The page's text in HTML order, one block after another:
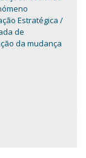
Estratégica
de
da mudança